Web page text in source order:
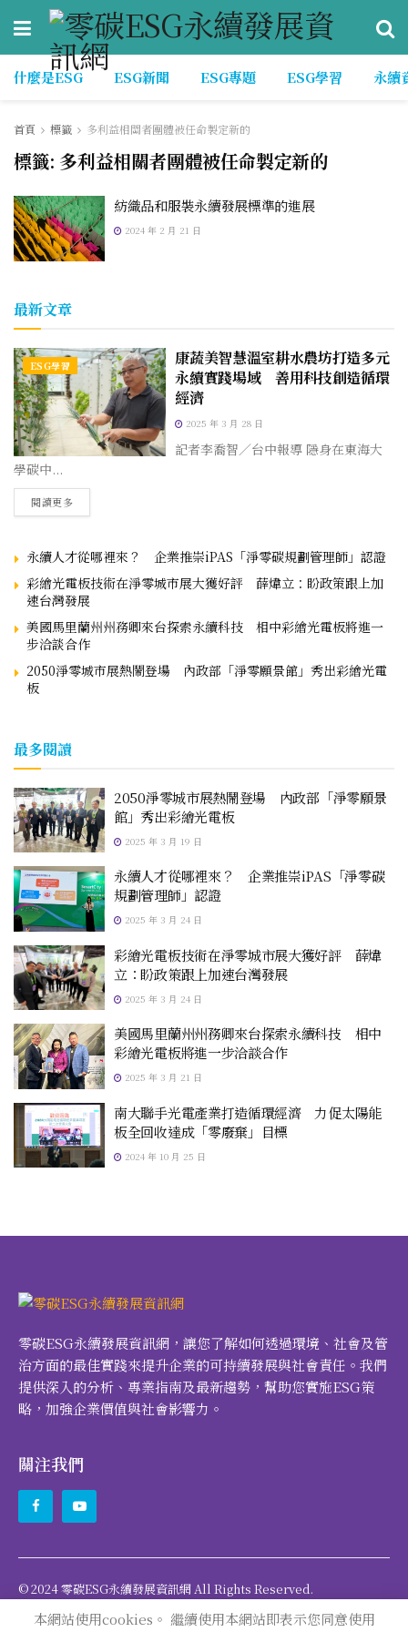
什麼是ESG ESG新聞 ESG專題 ESG學習 永續
首頁 標籤 多利益相關者團體被任命製定新的
標籤: 多利益相關者團體被任命製定新的
紡織品和服裝永續發展標準的進展
2024 年 2 月 21 日
最新文章
ESG學習
康蔬美智慧溫室耕水農坊打造多元
永續實踐場域 善用科技創造循環
經濟
2025 年 3 月 28 日
記者李喬智／台中報導 隱身在東海大
學碳中...
閱讀更多
永續人才從哪裡來？ 企業推崇iPAS「淨零碳規劃管理師」認證
彩繪光電板技術在淨零城市展大獲好評 薛煒立：盼政策跟上加
速台灣發展
美國馬里蘭州州務卿來台探索永續科技 相中彩繪光電板將進一
步洽談合作
2050淨零城市展熱鬧登場 內政部「淨零願景館」秀出彩繪光電
板
最多閱讀
2050淨零城市展熱鬧登場 內政部「淨零願景
館」秀出彩繪光電板
2025 年 3 月 19 日
永續人才從哪裡來？ 企業推崇iPAS「淨零碳
規劃管理師」認證
2025 年 3 月 24 日
彩繪光電板技術在淨零城市展大獲好評 薛煒
立：盼政策跟上加速台灣發展
2025 年 3 月 24 日
美國馬里蘭州州務卿來台探索永續科技 相中
彩繪光電板將進一步洽談合作
2025 年 3 月 21 日
南大聯手光電產業打造循環經濟 力促太陽能
板全回收達成「零廢棄」目標
2024 年 10 月 25 日
零碳ESG永續發展資訊網，讓您了解如何透過環境、社會及管
治方面的最佳實踐來提升企業的可持續發展與社會責任。我們
提供深入的分析、專業指南及最新趨勢，幫助您實施ESG策
略，加強企業價值與社會影響力。
關注我們
© 2024 零碳ESG永續發展資訊網 All Rights Reserved.
本網站使用cookies。 繼續使用本網站即表示您同意使用